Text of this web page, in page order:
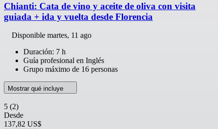
Chianti: Cata de vino y aceite de oliva con visita
guiada + ida y vuelta desde Florencia
Disponible martes, 11 ago
Duración: 7 h
Guía profesional en Inglés
Grupo máximo de 16 personas
Mostrar qué incluye
5 (2)
Desde
137,82 US$